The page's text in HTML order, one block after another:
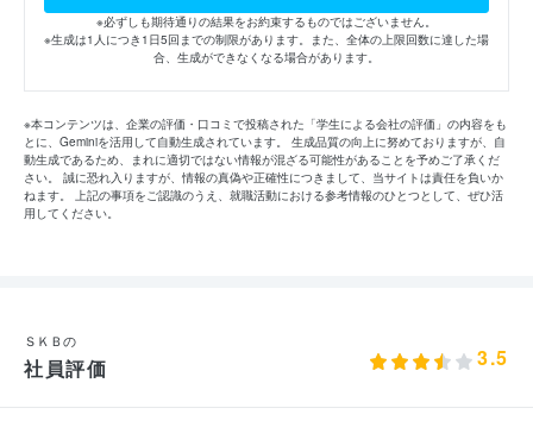
※必ずしも期待通りの結果をお約束するものではございません。
※生成は1人につき1日5回までの制限があります。また、全体の上限回数に達した場
合、生成ができなくなる場合があります。
※本コンテンツは、企業の評価・口コミで投稿された「学生による会社の評価」の内容をも
とに、Geminiを活用して自動生成されています。 生成品質の向上に努めておりますが、自
動生成であるため、まれに適切ではない情報が混ざる可能性があることを予めご了承くだ
さい。 誠に恐れ入りますが、情報の真偽や正確性につきまして、当サイトは責任を負いか
ねます。 上記の事項をご認識のうえ、就職活動における参考情報のひとつとして、ぜひ活
用してください。
ＳＫＢの
社員評価 3.5